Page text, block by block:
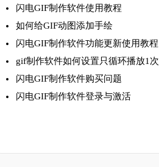
闪电GIF制作软件使用教程
如何给GIF动图添加手绘
闪电GIF制作软件功能更新使用教程
gif制作软件如何设置只循环播放1次
闪电GIF制作软件购买问题
闪电GIF制作软件登录与激活